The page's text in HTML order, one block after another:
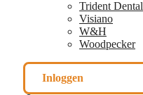
Trident Dental
Visiano
W&H
Woodpecker
Inloggen